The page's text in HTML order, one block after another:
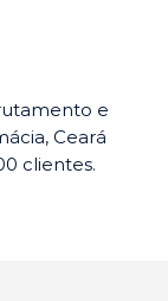
e
Ceará
clientes.